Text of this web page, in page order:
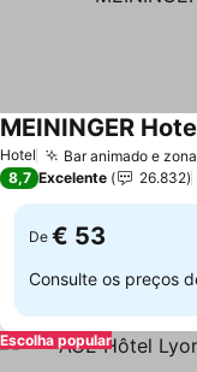
Hotel Bar animado e
MEININGER
8,7 Excelente 26.832
De € 53
Consulte os preços
Escolha popular